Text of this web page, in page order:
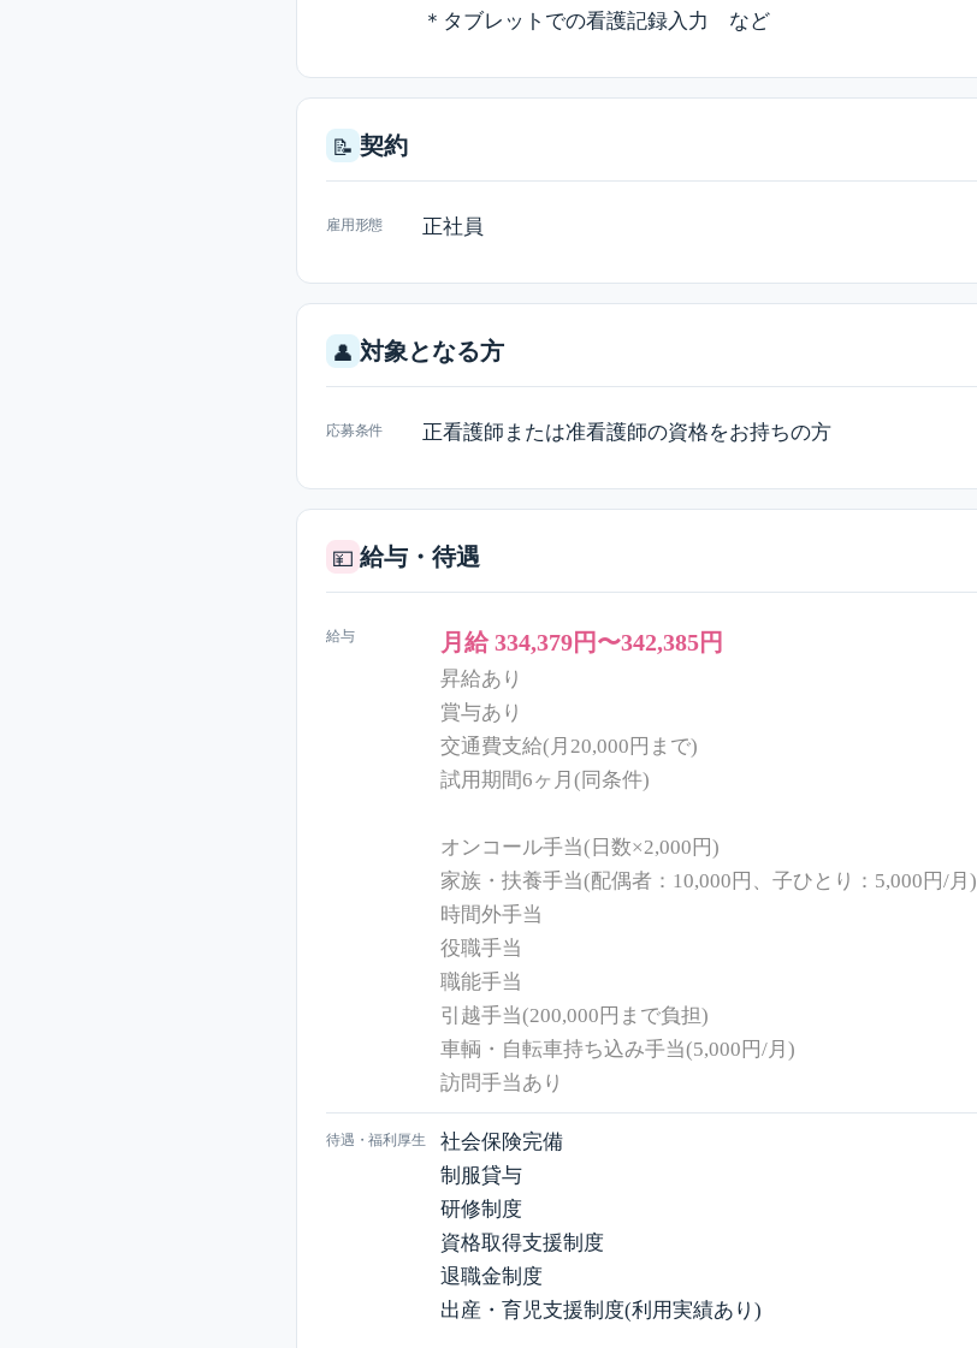
＊タブレットでの看護記録入力 など
📝 契約
雇用形態 正社員
👤 対象となる方
応募条件 正看護師または准看護師の資格をお持ちの方
💴 給与・待遇
給与 月給 334,379円〜342,385円
昇給あり
賞与あり
交通費支給(月20,000円まで)
試用期間6ヶ月(同条件)
オンコール手当(日数×2,000円)
家族・扶養手当(配偶者：10,000円、子ひとり：5,000円/月)
時間外手当
役職手当
職能手当
引越手当(200,000円まで負担)
車輌・自転車持ち込み手当(5,000円/月)
訪問手当あり
待遇・福利厚生
社会保険完備
制服貸与
研修制度
資格取得支援制度
退職金制度
出産・育児支援制度(利用実績あり)